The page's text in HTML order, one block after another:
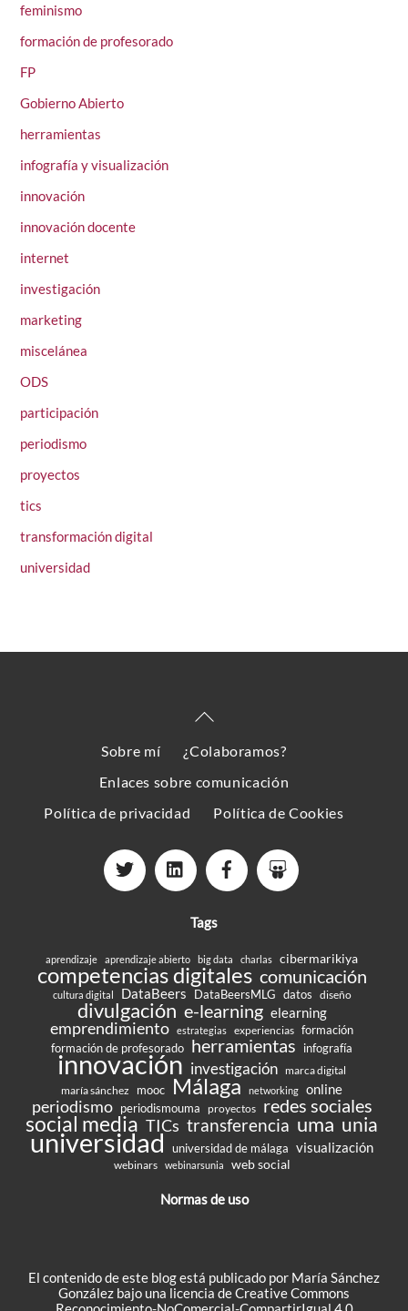
feminismo
formación de profesorado
FP
Gobierno Abierto
herramientas
infografía y visualización
innovación
innovación docente
internet
investigación
marketing
miscelánea
ODS
participación
periodismo
proyectos
tics
transformación digital
universidad
Back
Top
Sobre mí
¿Colaboramos?
Enlaces sobre comunicación
Política de privacidad
Política de Cookies
Tags
aprendizaje aprendizaje abierto big data charlas cibermarikiya
competencias digitales comunicación
cultura digital DataBeers DataBeersMLG datos diseño
divulgación e-learning elearning
emprendimiento estrategias experiencias formación
formación de profesorado herramientas infografía
innovación investigación marca digital
maría sánchez
mooc Málaga networking online
periodismo periodismouma proyectos redes sociales
social media TICs transferencia uma unia
universidad universidad de málaga visualización
webinars webinarsunia web social
Normas de uso
El contenido de este blog está publicado por María Sánchez
González bajo una licencia de Creative Commons